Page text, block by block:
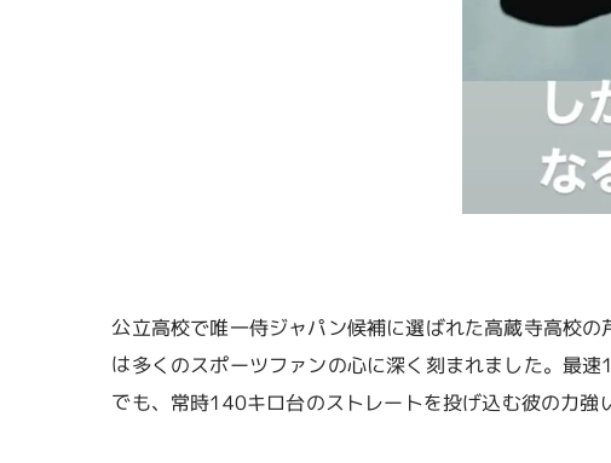
公立高校で唯一侍ジャパン候補に選ばれた高蔵寺高校
は多くのスポーツファンの心に深く刻まれました。最
でも、常時140キロ台のストレートを投げ込む彼の力強